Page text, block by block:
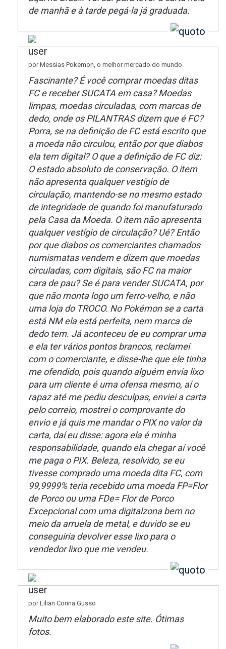
de manhã e à tarde pegá-la já graduada.
por Messias Pokemon, o melhor mercado do mundo.
Fascinante? É você comprar moedas ditas
FC e receber SUCATA em casa? Moedas
limpas, moedas circuladas, com marcas de
dedo, onde os PILANTRAS dizem que é FC?
Porra, se na definição de FC está escrito que
a moeda não circulou, então por que diabos
ela tem digital? O que a definição de FC diz:
O estado absoluto de conservação. O item
não apresenta qualquer vestígio de
circulação, mantendo-se no mesmo estado
de integridade de quando foi manufaturado
pela Casa da Moeda. O item não apresenta
qualquer vestígio de circulação? Ué? Então
por que diabos os comerciantes chamados
numismatas vendem e dizem que moedas
circuladas, com digitais, são FC na maior
cara de pau? Se é para vender SUCATA, por
que não monta logo um ferro-velho, e não
uma loja do TROCO. No Pokémon se a carta
está NM ela está perfeita, nem marca de
dedo tem. Já aconteceu de eu comprar uma
e ela ter vários pontos brancos, reclamei
com o comerciante, e disse-lhe que ele tinha
me ofendido, pois quando alguém envia lixo
para um cliente é uma ofensa mesmo, aí o
rapaz até me pediu desculpas, enviei a carta
pelo correio, mostrei o comprovante do
envio e já quis me mandar o PIX no valor da
carta, daí eu disse: agora ela é minha
responsabilidade, quando ela chegar aí você
me paga o PIX. Beleza, resolvido, se eu
tivesse comprado uma moeda dita FC, com
99,9999% teria recebido uma moeda FP=Flor
de Porco ou uma FDe= Flor de Porco
Excepcional com uma digitalzona bem no
meio da arruela de metal, e duvido se eu
conseguiria devolver esse lixo para o
vendedor lixo que me vendeu.
por Lilian Corina Gusso
Muito bem elaborado este site. Ótimas
fotos.